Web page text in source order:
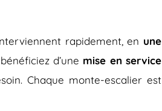
rapidement, en une
d’une mise en service
Chaque monte-escalier est